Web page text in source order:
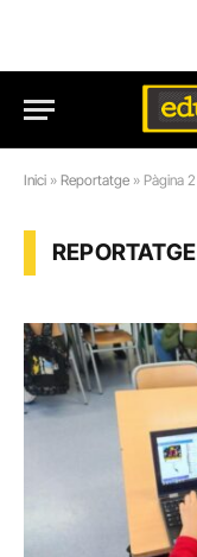
Inici » Reportatge » Pàgina 2
REPORTATGE